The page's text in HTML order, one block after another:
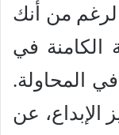
من أنك
الكامنة في
المحاولة.
الإبداع، عن